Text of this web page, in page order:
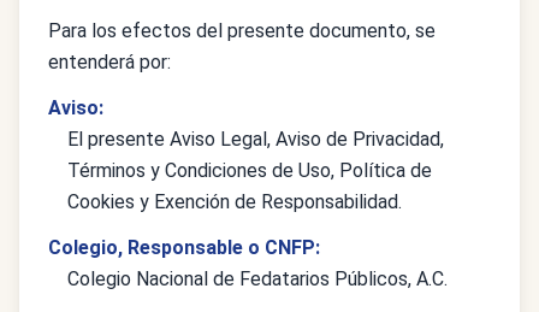
Para los efectos del presente documento, se
entenderá por:
Aviso:
El presente Aviso Legal, Aviso de Privacidad,
Términos y Condiciones de Uso, Política de
Cookies y Exención de Responsabilidad.
Colegio, Responsable o CNFP:
Colegio Nacional de Fedatarios Públicos, A.C.